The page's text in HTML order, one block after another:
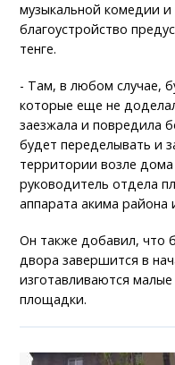
музыкальной комедии и
благоустройство
тенге.
- Там, в любом случае,
которые еще не
заезжала и повредила
будет переделывать и
территории возле
руководитель отдела
аппарата акима района
Он также добавил, что
двора завершится в
изготавливаются
площадки.